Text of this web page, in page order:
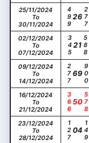
25/11/2024
To
30/11/2024
49926 277
02/12/2024
To
07/12/2024
345 21 588
09/12/2024
To
14/12/2024
277 69 900
16/12/2024
To
21/12/2024
36650 578
23/12/2024
To
28/12/2024
127 04 149